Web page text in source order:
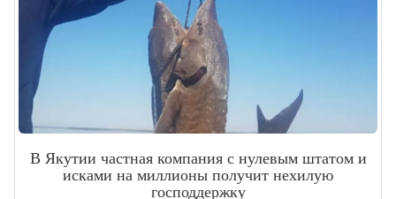
В Якутии частная компания с нулевым штатом и
исками на миллионы получит нехилую
господдержку